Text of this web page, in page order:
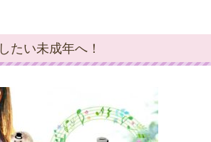
たい未成年へ！